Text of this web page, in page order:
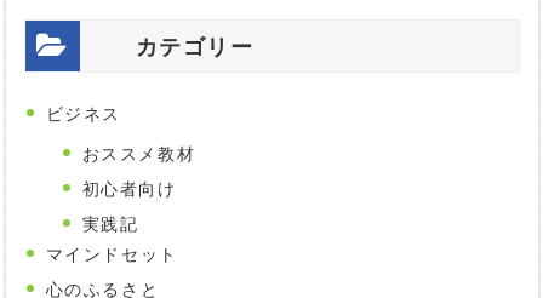
カテゴリー
ビジネス
おススメ教材
初心者向け
実践記
マインドセット
心のふるさと